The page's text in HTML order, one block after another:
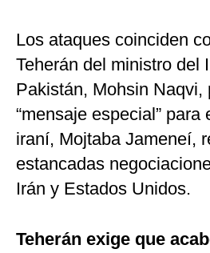
Los ataques coinciden
Teherán del ministro del
Pakistán, Mohsin Naqvi,
“mensaje especial”
iraní, Mojtaba Jameneí,
estancadas
Irán y Estados Unidos.
Teherán exige que